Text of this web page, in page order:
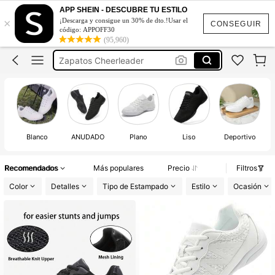
CONSEGUIR
×
APP SHEIN - DESCUBRE TU ESTILO
¡Descarga y consigue un 30% de dto.!Usar el
código: APPOFF30
(95,960)
Zapatos De Zumba Para Mujer
Tenis Para Porristas
Cheer
Zapatos Cheerleader
Tenis Para Porristas
Blanco ANUDADO Plano Liso Deportivo
Recomendados Más populares Precio
Filtros
Color
Detalles Tipo de Estampado Estilo Ocasión